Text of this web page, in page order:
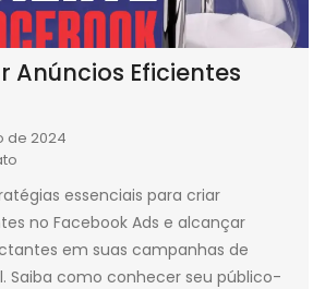
Anúncios Eficientes
de 2024
essenciais para criar
no Facebook Ads e alcançar
em suas campanhas de
Saiba como conhecer seu público-